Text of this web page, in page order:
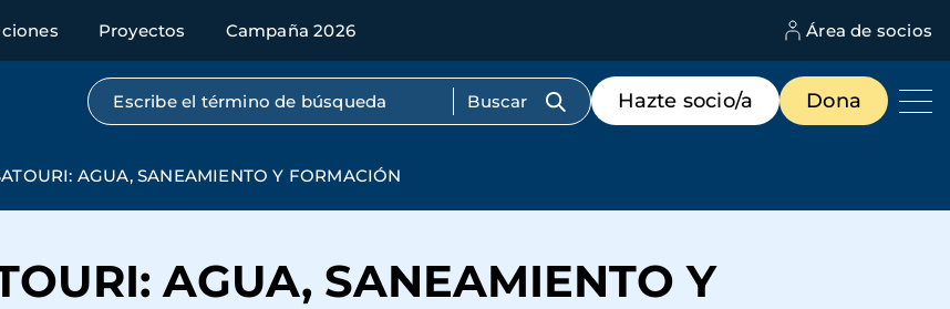
Proyectos Campaña 2026 Área de socios
Búsqueda por texto completo
Menú
de
destacados
Hazte socio/a Dona
AGUA, SANEAMIENTO Y FORMACIÓN
AGUA, SANEAMIENTO Y